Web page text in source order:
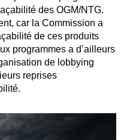
des OGM/NTG.
car la Commission a
de ces produits
programmes a d’ailleurs
de lobbying
reprises